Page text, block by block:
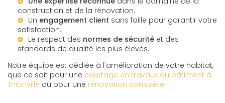
construction et de la rénovation.
Un engagement client sans faille pour garantir votre
satisfaction.
Le respect des normes de sécurité et des
standards de qualité les plus élevés.
Notre équipe est dédiée à l'amélioration de votre habitat,
que ce soit pour une courtage en travaux du bâtiment à
Thionville ou pour une rénovation complète.